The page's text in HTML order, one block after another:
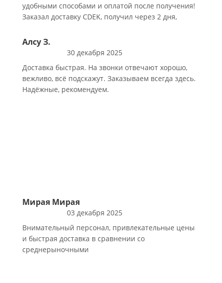
удобными способами и оплатой после получения!
Заказал доставку CDEK, получил через 2 дня,
доволен, упаковали хорошо, срок годности
хороший, даже конфеток положили в качестве
клиентоориентированный подход, вернусь снова!
Алсу З.
30 декабря 2025
Доставка быстрая. На звонки отвечают хорошо,
вежливо, всё подскажут. Заказываем всегда здесь.
Надёжные, рекомендуем.
Мирая Мирая
03 декабря 2025
Внимательный персонал, привлекательные цены
и быстрая доставка в сравнении со
среднерыночными